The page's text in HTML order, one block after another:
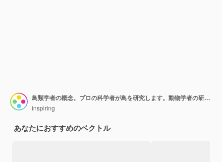
鳥類学者の概念。プロの科学者が鳥を研究します。動物学者の研究、鳥を扱う自然主義者。孤立したベクトル図
inspiring
あなたにおすすめのベクトル